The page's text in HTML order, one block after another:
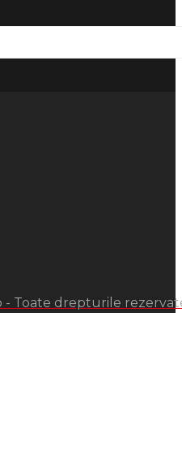
- Toate drepturile